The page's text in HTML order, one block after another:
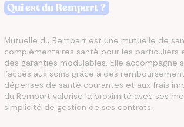
Qui est du Rempart ?
Mutuelle du Rempart est une mutuelle de
complémentaires santé pour les particuliers
des garanties modulables. Elle accompagne
l'accès aux soins grâce à des
dépenses de santé courantes et aux frais
du Rempart valorise la proximité avec ses
simplicité de gestion de ses contrats.